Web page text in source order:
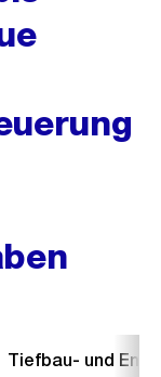
Tiefbau- und